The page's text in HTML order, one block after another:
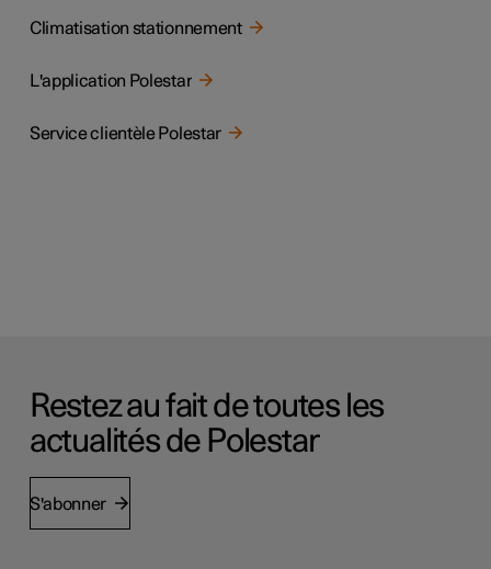
Climatisation stationnement
L'application Polestar
Service clientèle Polestar
Restez au fait de toutes les
actualités de Polestar
S'abonner